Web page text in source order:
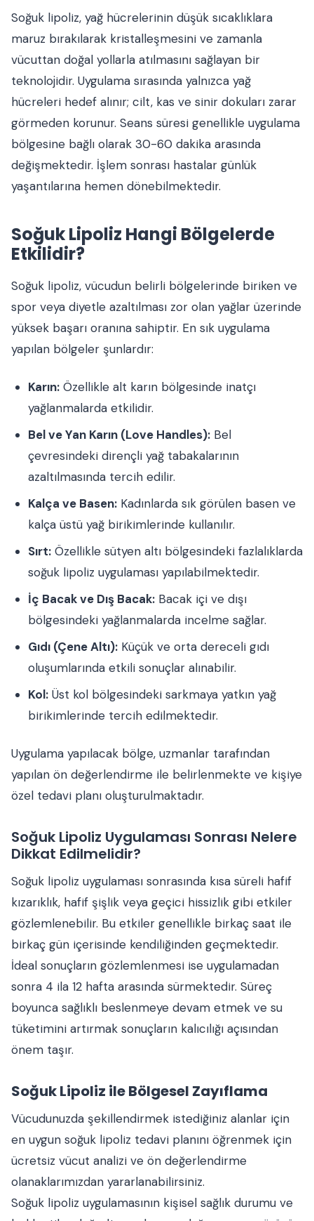
Soğuk lipoliz, yağ hücrelerinin düşük sıcaklıklara
maruz bırakılarak kristalleşmesini ve zamanla
vücuttan doğal yollarla atılmasını sağlayan bir
teknolojidir. Uygulama sırasında yalnızca yağ
hücreleri hedef alınır; cilt, kas ve sinir dokuları zarar
görmeden korunur. Seans süresi genellikle uygulama
bölgesine bağlı olarak 30-60 dakika arasında
değişmektedir. İşlem sonrası hastalar günlük
yaşantılarına hemen dönebilmektedir.
Soğuk Lipoliz Hangi Bölgelerde
Etkilidir?
Soğuk lipoliz, vücudun belirli bölgelerinde biriken ve
spor veya diyetle azaltılması zor olan yağlar üzerinde
yüksek başarı oranına sahiptir. En sık uygulama
yapılan bölgeler şunlardır:
Karın: Özellikle alt karın bölgesinde inatçı
yağlanmalarda etkilidir.
Bel ve Yan Karın (Love Handles): Bel
çevresindeki dirençli yağ tabakalarının
azaltılmasında tercih edilir.
Kalça ve Basen: Kadınlarda sık görülen basen ve
kalça üstü yağ birikimlerinde kullanılır.
Sırt: Özellikle sütyen altı bölgesindeki fazlalıklarda
soğuk lipoliz uygulaması yapılabilmektedir.
İç Bacak ve Dış Bacak: Bacak içi ve dışı
bölgesindeki yağlanmalarda incelme sağlar.
Gıdı (Çene Altı): Küçük ve orta dereceli gıdı
oluşumlarında etkili sonuçlar alınabilir.
Kol: Üst kol bölgesindeki sarkmaya yatkın yağ
birikimlerinde tercih edilmektedir.
Uygulama yapılacak bölge, uzmanlar tarafından
yapılan ön değerlendirme ile belirlenmekte ve kişiye
özel tedavi planı oluşturulmaktadır.
Soğuk Lipoliz Uygulaması Sonrası Nelere
Dikkat Edilmelidir?
Soğuk lipoliz uygulaması sonrasında kısa süreli hafif
kızarıklık, hafif şişlik veya geçici hissizlik gibi etkiler
gözlemlenebilir. Bu etkiler genellikle birkaç saat ile
birkaç gün içerisinde kendiliğinden geçmektedir.
İdeal sonuçların gözlemlenmesi ise uygulamadan
sonra 4 ila 12 hafta arasında sürmektedir. Süreç
boyunca sağlıklı beslenmeye devam etmek ve su
tüketimini artırmak sonuçların kalıcılığı açısından
önem taşır.
Soğuk Lipoliz ile Bölgesel Zayıflama
Vücudunuzda şekillendirmek istediğiniz alanlar için
en uygun soğuk lipoliz tedavi planını öğrenmek için
ücretsiz vücut analizi ve ön değerlendirme
olanaklarımızdan yararlanabilirsiniz.
Soğuk lipoliz uygulamasının kişisel sağlık durumu ve